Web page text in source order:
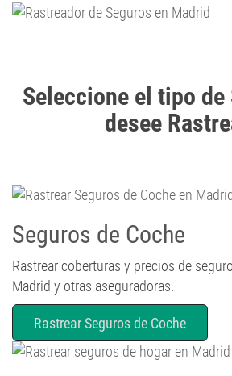
Seguros de Coche
Rastrear coberturas y precios de
Madrid y otras aseguradoras.
Rastrear Seguros de Coche